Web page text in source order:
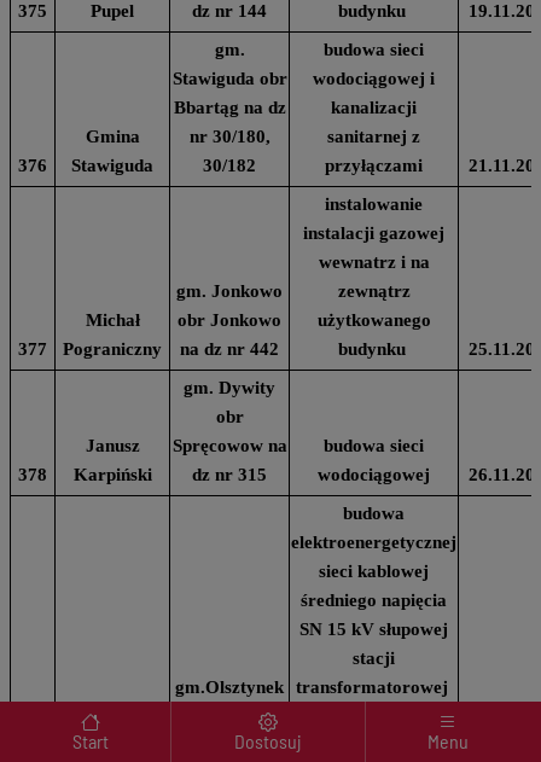
Menu wyróżnione
Start
Dostosuj Menu
375
Pupel
dz nr 144
budynku
376
Gmina
Stawiguda
gm.
Stawiguda obr
Bbartąg na dz
nr 30/180,
30/182
budowa sieci
wodociągowej i
kanalizacji
sanitarnej z
przyłączami
377
Michał
Pograniczny
gm. Jonkowo
obr Jonkowo
na dz nr 442
instalowanie
instalacji gazowej
wewnatrz i na
zewnątrz
użytkowanego
budynku
378
Janusz
Karpiński
gm. Dywity
obr
Spręcowow na
dz nr 315
budowa sieci
wodociągowej
Energa
Operator
gm.Olsztynek
obr nr 2 m.
Olsztynek na
budowa
elektroenergetycznej
sieci kablowej
średniego napięcia
SN 15 kV słupowej
stacji
transformatorowej
oraz sieci kablowej
niskiego napięcia nN